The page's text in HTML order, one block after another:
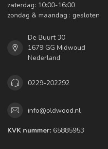
zaterdag: 10:00-16:00
zondag & maandag : gesloten
De Buurt 30
1679 GG Midwoud
Nederland
0229-202292
info@oldwood.nl
KVK nummer: 65885953